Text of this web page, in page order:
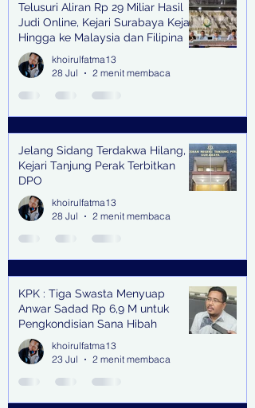
Telusuri Aliran Rp 29 Miliar Hasil
Judi Online, Kejari Surabaya Kejar
Hingga ke Malaysia dan Filipina
khoirulfatma13
28 Jul
2 menit membaca
Jelang Sidang Terdakwa Hilang,
Kejari Tanjung Perak Terbitkan
DPO
khoirulfatma13
28 Jul
2 menit membaca
KPK : Tiga Swasta Menyuap
Anwar Sadad Rp 6,9 M untuk
Pengkondisian Sana Hibah
khoirulfatma13
23 Jul
2 menit membaca